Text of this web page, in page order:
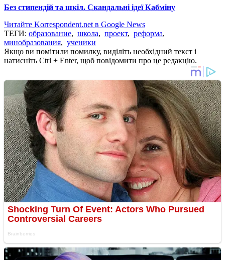
Без стипендій та шкіл. Скандальні ідеї Кабміну
Читайте Korrespondent.net в Google News
ТЕГИ: образование, школа, проект, реформа,
минобразования, ученики
Якщо ви помітили помилку, виділіть необхідний текст і
натисніть Ctrl + Enter, щоб повідомити про це редакцію.